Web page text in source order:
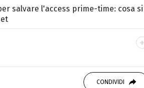
salvare l'access prime-time: cosa si
cultura pop e spettacolo tra
CONDIVIDI